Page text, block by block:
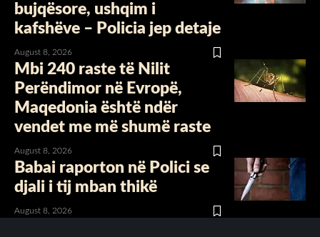
bujqësore, ushqim i
kafshëve – Policia jep detaje
August 8, 2026
Mbi 240 raste të Nilit
Perëndimor në Evropë,
Maqedonia është ndër
vendet me më shumë raste
August 8, 2026
Babai raporton në Polici se
djali i tij mban thikë
August 8, 2026